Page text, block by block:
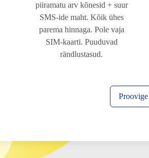
piiramatu arv kõnesid + suur
SMS-ide maht. Kõik ühes
parema hinnaga. Pole vaja
SIM-kaarti. Puuduvad
rändlustasud.
Proovige